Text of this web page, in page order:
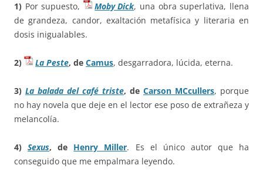
1) Por supuesto, Moby Dick, una obra superlativa, llena
de grandeza, candor, exaltación metafísica y literaria en
dosis inigualables.
2) La Peste, deCamus, desgarradora, lúcida, eterna.
3) La balada del café triste, de Carson MCcullers, porque
no hay novela que deje en el lector ese poso de extrañeza y
melancolía.
4)Sexus, de Henry Miller. Es el único autor que ha
conseguido que me empalmara leyendo.